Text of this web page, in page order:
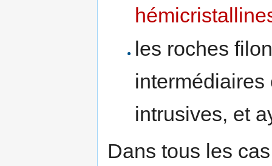
les roches
intermédiaires
intrusives, et
Dans tous les